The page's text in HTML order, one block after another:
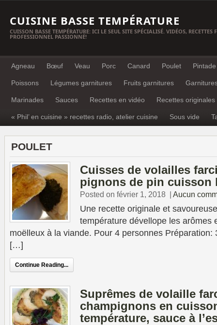
CUISINE BASSE TEMPÉRATURE
CUISSON BASSE TEMPÉRATURE: ICI LE SEUL SITE SPÉCIALISÉ. VIDÉOS, RECETTES
PROFESSIONNEL PASSIONNÉ!
Agneau Bœuf Veau Porc Canard Poulet Pintade
Poissons Légumes garnitures Fruits garnitures
Marinades Sauces Recettes en vidéo Recettes originales
« Phil’ en cuisine » recettes radio, atelier cuisine Sous vide
POULET
Cuisses de volailles
pignons de pin cuisson
Posted on février 1, 2018 | Aucun
Une recette originale et
température dévellope les arômes
moëlleux à la viande. Pour 4 personnes Préparation:
[…]
Continue Reading...
Suprêmes de volaille
champignons en
température, sauce à